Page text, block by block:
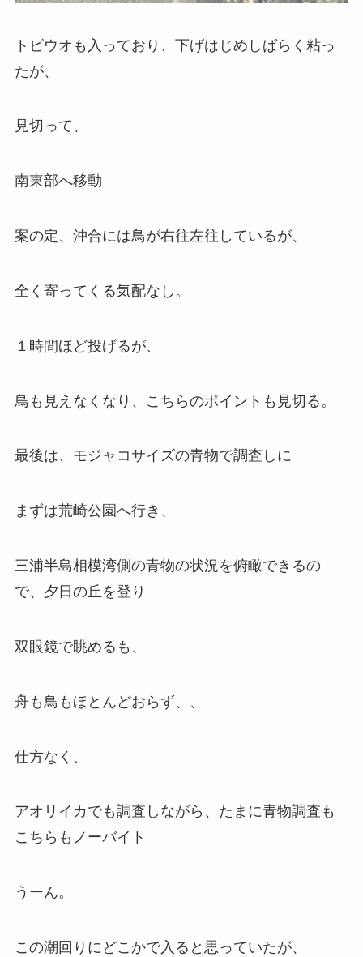
トビウオも入っており、下げはじめしばらく粘っ
たが、
見切って、
南東部へ移動
案の定、沖合には鳥が右往左往しているが、
全く寄ってくる気配なし。
１時間ほど投げるが、
鳥も見えなくなり、こちらのポイントも見切る。
最後は、モジャコサイズの青物で調査しに
まずは荒崎公園へ行き、
三浦半島相模湾側の青物の状況を俯瞰できるの
で、夕日の丘を登り
双眼鏡で眺めるも、
舟も鳥もほとんどおらず、、
仕方なく、
アオリイカでも調査しながら、たまに青物調査も
こちらもノーバイト
うーん。
この潮回りにどこかで入ると思っていたが、